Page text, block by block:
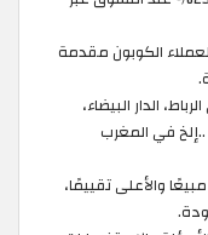
الكوبون مقدمة
الدار البيضاء،
في المغرب
والأعلى تقييمًا،